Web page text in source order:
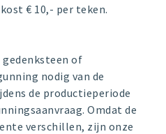
€ 10,- per teken.
gedenksteen of
nodig van de
de productieperiode
Omdat de
verschillen, zijn onze